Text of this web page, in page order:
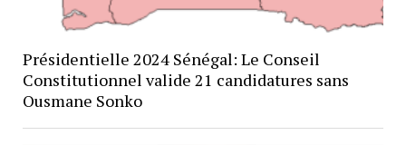
Présidentielle 2024 Sénégal: Le Conseil
Constitutionnel valide 21 candidatures sans
Ousmane Sonko